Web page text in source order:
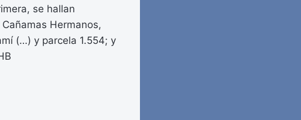
se hallan
Hermanos,
(…) y parcela 1.554; y